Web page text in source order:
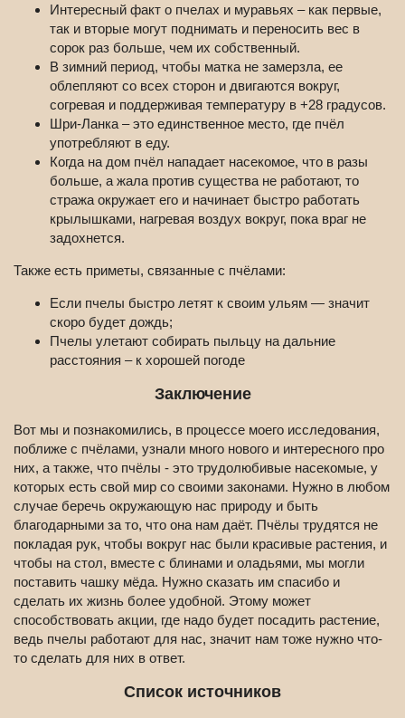
Интересный факт о пчелах и муравьях – как первые,
так и вторые могут поднимать и переносить вес в
сорок раз больше, чем их собственный.
В зимний период, чтобы матка не замерзла, ее
облепляют со всех сторон и двигаются вокруг,
согревая и поддерживая температуру в +28 градусов.
Шри-Ланка – это единственное место, где пчёл
употребляют в еду.
Когда на дом пчёл нападает насекомое, что в разы
больше, а жала против существа не работают, то
стража окружает его и начинает быстро работать
крылышками, нагревая воздух вокруг, пока враг не
задохнется.
Также есть приметы, связанные с пчёлами:
Если пчелы быстро летят к своим ульям — значит
скоро будет дождь;
Пчелы улетают собирать пыльцу на дальние
расстояния – к хорошей погоде
Заключение
Вот мы и познакомились, в процессе моего исследования,
поближе с пчёлами, узнали много нового и интересного про
них, а также, что пчёлы - это трудолюбивые насекомые, у
которых есть свой мир со своими законами. Нужно в любом
случае беречь окружающую нас природу и быть
благодарными за то, что она нам даёт. Пчёлы трудятся не
покладая рук, чтобы вокруг нас были красивые растения, и
чтобы на стол, вместе с блинами и оладьями, мы могли
поставить чашку мёда. Нужно сказать им спасибо и
сделать их жизнь более удобной. Этому может
способствовать акции, где надо будет посадить растение,
ведь пчелы работают для нас, значит нам тоже нужно что-
то сделать для них в ответ.
Список источников